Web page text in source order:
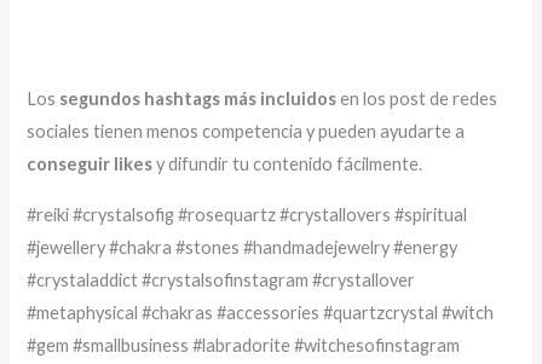
Los segundos hashtags más incluidosen los post de redes
sociales tienen menos competencia y pueden ayudarte a
conseguir likesy difundir tu contenido fácilmente.
#reiki #crystalsofig #rosequartz #crystallovers #spiritual
#jewellery #chakra #stones #handmadejewelry #energy
#crystaladdict #crystalsofinstagram #crystallover
#metaphysical #chakras #accessories #quartzcrystal #witch
#gem #smallbusiness #labradorite #witchesofinstagram